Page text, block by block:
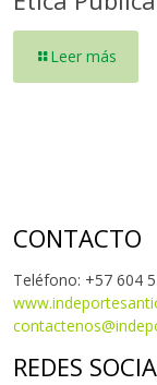
Leer más
CONTACTO
Teléfono: +57 604
REDES